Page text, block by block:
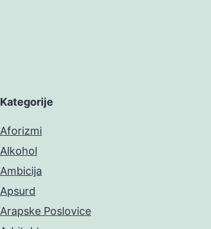
Kategorije
Aforizmi
Alkohol
Ambicija
Apsurd
Arapske Poslovice